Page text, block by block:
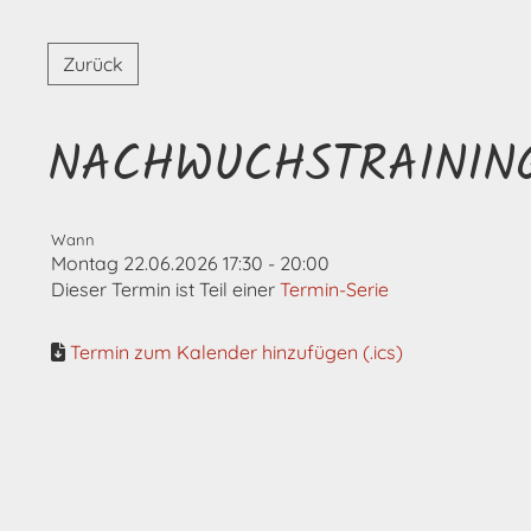
Zurück
Wann
Montag 22.06.2026 17:30 - 20:00
Dieser Termin ist Teil einer Termin-Serie
Termin zum Kalender hinzufügen (.ics)